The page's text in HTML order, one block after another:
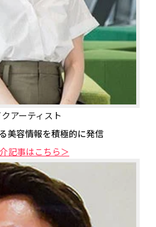
アーティスト
美容情報を積極的に発信
記事はこちら＞